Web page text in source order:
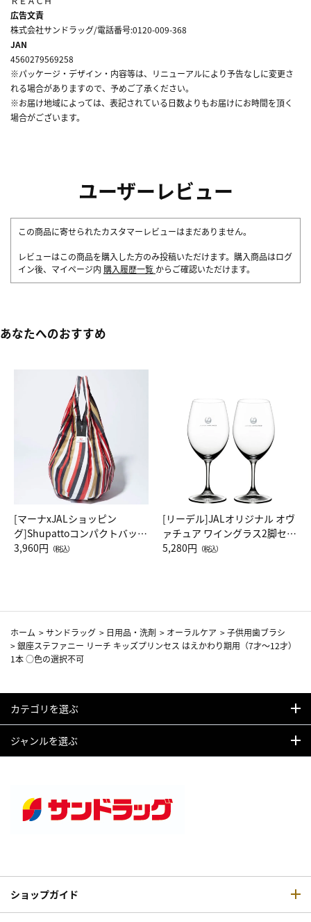
広告文責
株式会社サンドラッグ/電話番号:0120-009-368
JAN
4560279569258
※パッケージ・デザイン・内容等は、リニューアルにより予告なしに変更さ
れる場合がありますので、予めご了承ください。
※お届け地域によっては、表記されている日数よりもお届けにお時間を頂く
場合がございます。
ユーザーレビュー
この商品に寄せられたカスタマーレビューはまだありません。
レビューはこの商品を購入した方のみ投稿いただけます。購入商品はログ
イン後、マイページ内 購入履歴一覧 からご確認いただけます。
あなたへのおすすめ
[マーナxJALショッピン
グ]Shupattoコンパクトバッグ
Drop JAL客室乗務員（LC）ス
3,960円 （税込）
[リーデル]JALオリジナル オヴ
ァチュア ワイングラス2脚セッ
ト（レッドワイン）
5,280円 （税込）
ホーム >サンドラッグ > 日用品・洗剤 > オーラルケア >子供用歯ブラシ
>銀座ステファニー リーチ キッズプリンセス はえかわり期用（7才～12才）
1本 ○色の選択不可
カテゴリを選ぶ
ジャンルを選ぶ
ショップガイド